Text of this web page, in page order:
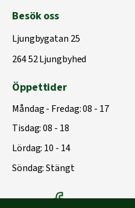
Besök oss
Ljungbygatan 25
264 52 Ljungbyhed
Öppettider
Måndag - Fredag: 08 - 17
Tisdag: 08 - 18
Lördag: 10 - 14
Söndag: Stängt